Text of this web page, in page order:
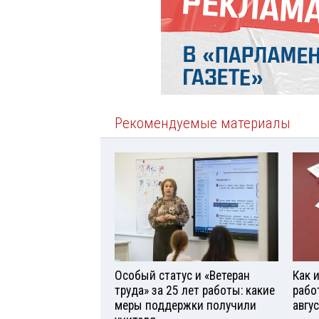
Рекомендуемые материалы
Особый статус и «Ветеран
труда» за 25 лет работы: какие
меры поддержки получили
Как